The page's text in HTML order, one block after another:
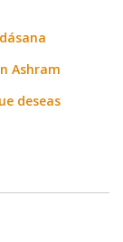
Ashram
deseas